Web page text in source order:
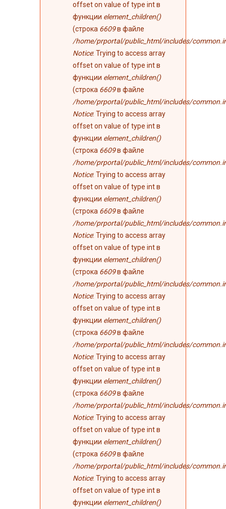
offset on value of type int в
функции element_children()
(строка 6609в файле
/home/prportal/public_html/includes/
Notice: Trying to access array
offset on value of type int в
функции element_children()
(строка 6609в файле
/home/prportal/public_html/includes/
Notice: Trying to access array
offset on value of type int в
функции element_children()
(строка 6609в файле
/home/prportal/public_html/includes/
Notice: Trying to access array
offset on value of type int в
функции element_children()
(строка 6609в файле
/home/prportal/public_html/includes/
Notice: Trying to access array
offset on value of type int в
функции element_children()
(строка 6609в файле
/home/prportal/public_html/includes/
Notice: Trying to access array
offset on value of type int в
функции element_children()
(строка 6609в файле
/home/prportal/public_html/includes/
Notice: Trying to access array
offset on value of type int в
функции element_children()
(строка 6609в файле
/home/prportal/public_html/includes/
Notice: Trying to access array
offset on value of type int в
функции element_children()
(строка 6609в файле
/home/prportal/public_html/includes/
Notice: Trying to access array
offset on value of type int в
функции element_children()